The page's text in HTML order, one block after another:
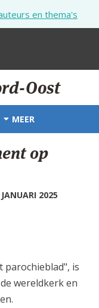
en thema's
Oost
MEER
op
2025
parochieblad", is
wereldkerk en